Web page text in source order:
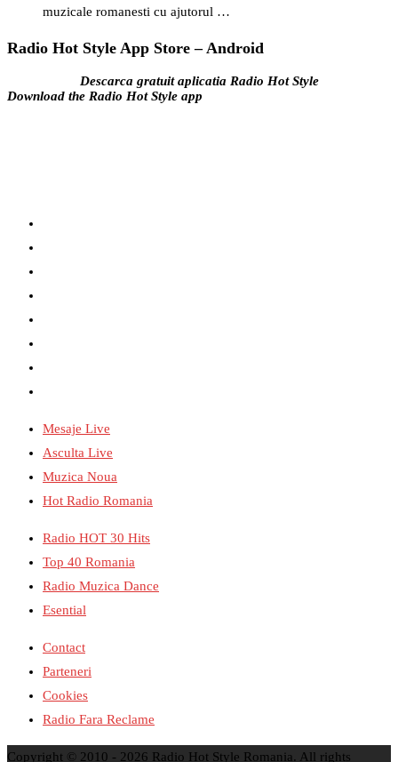
muzicale romanesti cu ajutorul …
Radio Hot Style App Store – Android
Descarca gratuit aplicatia Radio Hot Style
Download the Radio Hot Style app
Mesaje Live
Asculta Live
Muzica Noua
Hot Radio Romania
Radio HOT 30 Hits
Top 40 Romania
Radio Muzica Dance
Esential
Contact
Parteneri
Cookies
Radio Fara Reclame
Copyright © 2010 - 2026 Radio Hot Style Romania. All rights